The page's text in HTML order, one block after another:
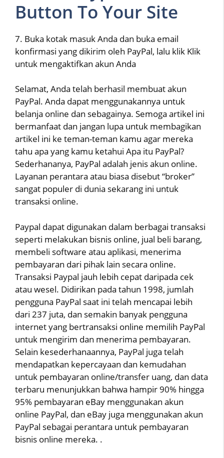
Button To Your Site
7. Buka kotak masuk Anda dan buka email
konfirmasi yang dikirim oleh PayPal, lalu klik Klik
untuk mengaktifkan akun Anda
Selamat, Anda telah berhasil membuat akun
PayPal. Anda dapat menggunakannya untuk
belanja online dan sebagainya. Semoga artikel ini
bermanfaat dan jangan lupa untuk membagikan
artikel ini ke teman-teman kamu agar mereka
tahu apa yang kamu ketahui Apa itu PayPal?
Sederhananya, PayPal adalah jenis akun online.
Layanan perantara atau biasa disebut “broker”
sangat populer di dunia sekarang ini untuk
transaksi online.
Paypal dapat digunakan dalam berbagai transaksi
seperti melakukan bisnis online, jual beli barang,
membeli software atau aplikasi, menerima
pembayaran dari pihak lain secara online.
Transaksi Paypal jauh lebih cepat daripada cek
atau wesel. Didirikan pada tahun 1998, jumlah
pengguna PayPal saat ini telah mencapai lebih
dari 237 juta, dan semakin banyak pengguna
internet yang bertransaksi online memilih PayPal
untuk mengirim dan menerima pembayaran.
Selain kesederhanaannya, PayPal juga telah
mendapatkan kepercayaan dan kemudahan
untuk pembayaran online/transfer uang, dan data
terbaru menunjukkan bahwa hampir 90% hingga
95% pembayaran eBay menggunakan akun
online PayPal, dan eBay juga menggunakan akun
PayPal sebagai perantara untuk pembayaran
bisnis online mereka. .